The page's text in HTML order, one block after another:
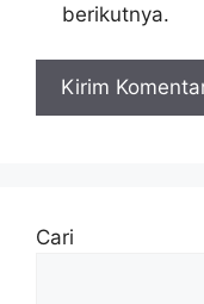
berikutnya.
Cari